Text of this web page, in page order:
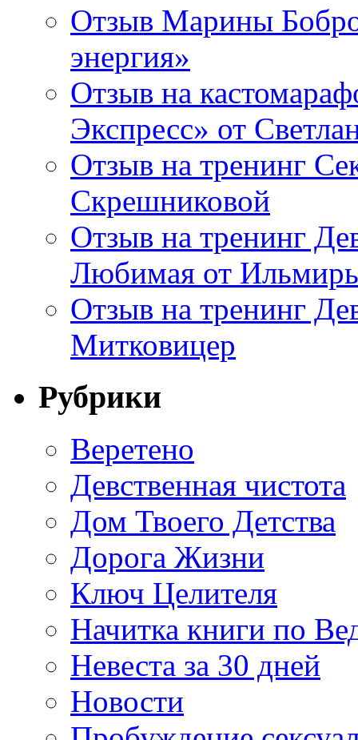
Отзыв Марины
энергия»
Отзыв на
Экспресс» от
Отзыв на тренинг
Скрешниковой
Отзыв на тренинг
Любимая от
Отзыв на тренинг
Митковицер
Рубрики
Веретено
Девственная чистота
Дом Твоего Детства
Дорога Жизни
Ключ Целителя
Начитка книги по
Невеста за 30 дней
Новости